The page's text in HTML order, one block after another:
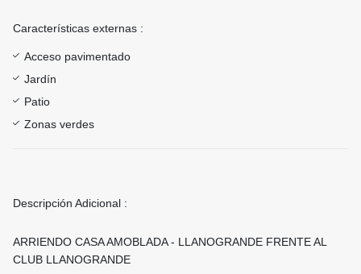
Características externas :
Acceso pavimentado
Jardín
Patio
Zonas verdes
Descripción Adicional :
ARRIENDO CASA AMOBLADA - LLANOGRANDE FRENTE AL
CLUB LLANOGRANDE